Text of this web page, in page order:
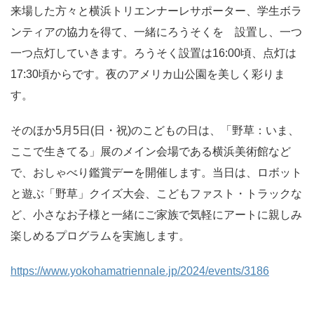
来場した方々と横浜トリエンナーレサポーター、学生ボラ
ンティアの協力を得て、一緒にろうそくを 設置し、一つ
一つ点灯していきます。ろうそく設置は16:00頃、点灯は
17:30頃からです。夜のアメリカ山公園を美しく彩りま
す。
そのほか5月5日(日・祝)のこどもの日は、「野草：いま、
ここで生きてる」展のメイン会場である横浜美術館など
で、おしゃべり鑑賞デーを開催します。当日は、ロボット
と遊ぶ「野草」クイズ大会、こどもファスト・トラックな
ど、小さなお子様と一緒にご家族で気軽にアートに親しみ
楽しめるプログラムを実施します。
https://www.yokohamatriennale.jp/2024/events/3186